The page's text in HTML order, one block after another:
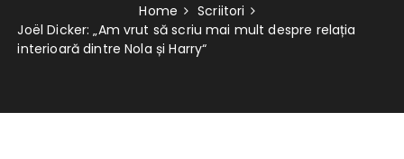
Home
Scriitori
Joël Dicker: „Am vrut să scriu mai mult despre relația
interioară dintre Nola și Harry“